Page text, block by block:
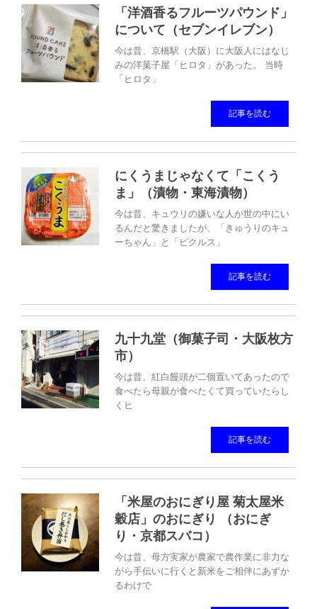
「洋酒香るフルーツパウンド」
について（セブンイレブン）
今は昔、京橋駅（大阪）に大阪人にはなじ
みの洋菓子屋「ヒロタ」があった。 当時
「ヒロタ」
記事を読む
にくうまじゃなくて「こくう
ま」（漬物・東海漬物）
今は昔、キュウリの嫌いな人が世の中にい
るんだと驚きましたが、「きゅうりのキュ
ーちゃん」と「ピクルス」
記事を読む
九十九堂（御菓子司・大阪枚方
市）
今は昔、紅白饅頭が二個置いてあったので
食べたら母親が食べたくて買っていたらし
くヒ
記事を読む
「米屋のおにぎり屋 菊太屋米
穀店」のおにぎり （おにぎ
り・京都スバコ）
今は昔、母方実家が農家で農作業に非力な
がら手伝いに行くと新米をご相伴にあずか
るわけで